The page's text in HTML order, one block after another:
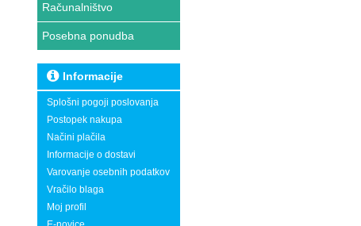
Računalništvo
Posebna ponudba
Informacije
Splošni pogoji poslovanja
Postopek nakupa
Načini plačila
Informacije o dostavi
Varovanje osebnih podatkov
Vračilo blaga
Moj profil